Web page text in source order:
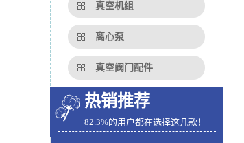
真空机组
离心泵
真空阀门配件
热销推荐
82.3%的用户都在选择这几款！